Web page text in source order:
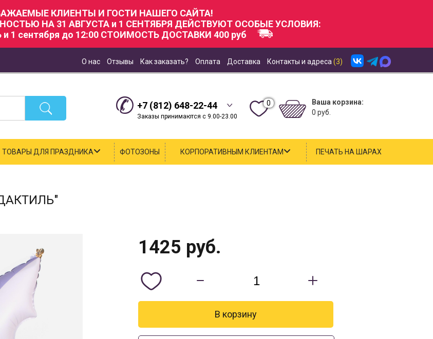
КЛИЕНТЫ И ГОСТИ НАШЕГО САЙТА!
НА 31 АВГУСТА и 1 СЕНТЯБРЯ ДЕЙСТВУЮТ ОСОБЫЕ УСЛОВИЯ:
и 1 сентября до 12:00 СТОИМОСТЬ ДОСТАВКИ 400 руб
О нас Отзывы Как заказать? Оплата Доставка Контакты и адреса (3)
+7 (812) 648-22-44
Заказы принимаются с 9.00-23.00
0
Ваша корзина:
0 руб.
ТОВАРЫ ДЛЯ ПРАЗДНИКА ФОТОЗОНЫ КОРПОРАТИВНЫМ КЛИЕНТАМ ПЕЧАТЬ НА ШАРАХ
1425 руб.